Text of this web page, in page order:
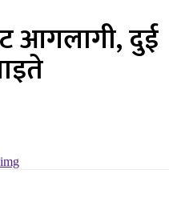
आगलागी, दुई